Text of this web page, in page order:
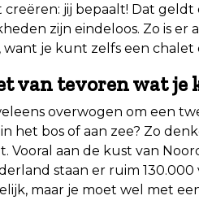
creëren: jij bepaalt! Dat
zijn eindeloos. Zo is
want je kunt zelfs een
van tevoren wat je
overwogen om een
het bos of aan zee? Zo
Vooral aan de kust van
staan er ruim
maar je moet wel met